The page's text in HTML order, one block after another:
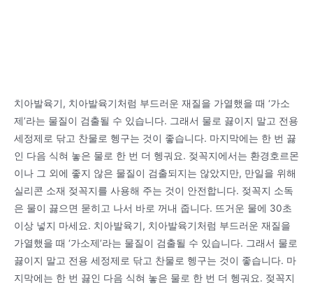
치아발육기, 치아발육기처럼 부드러운 재질을 가열했을 때 ‘가소
제’라는 물질이 검출될 수 있습니다. 그래서 물로 끓이지 말고 전용
세정제로 닦고 찬물로 헹구는 것이 좋습니다. 마지막에는 한 번 끓
인 다음 식혀 놓은 물로 한 번 더 헹궈요. 젖꼭지에서는 환경호르몬
이나 그 외에 좋지 않은 물질이 검출되지는 않았지만, 만일을 위해
실리콘 소재 젖꼭지를 사용해 주는 것이 안전합니다. 젖꼭지 소독
은 물이 끓으면 묻히고 나서 바로 꺼내 줍니다. 뜨거운 물에 30초
이상 넣지 마세요. 치아발육기, 치아발육기처럼 부드러운 재질을
가열했을 때 ‘가소제’라는 물질이 검출될 수 있습니다. 그래서 물로
끓이지 말고 전용 세정제로 닦고 찬물로 헹구는 것이 좋습니다. 마
지막에는 한 번 끓인 다음 식혀 놓은 물로 한 번 더 헹궈요. 젖꼭지